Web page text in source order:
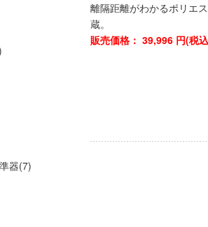
器(7)
離隔距離がわかるポリエ
蔵。
販売価格： 39,996 円(税